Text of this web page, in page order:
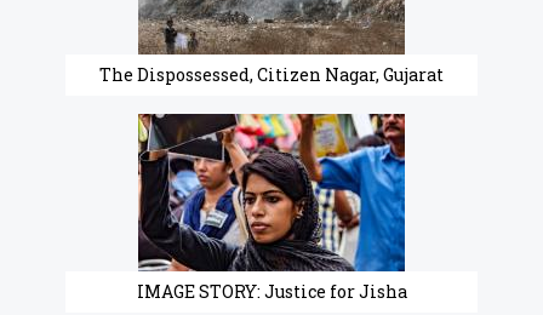
The Dispossessed, Citizen Nagar, Gujarat
IMAGE STORY: Justice for Jisha